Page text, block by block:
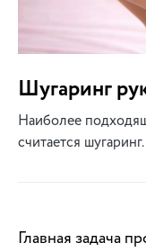
Шугаринг
Наиболее
считается шугаринг.
Главная задача